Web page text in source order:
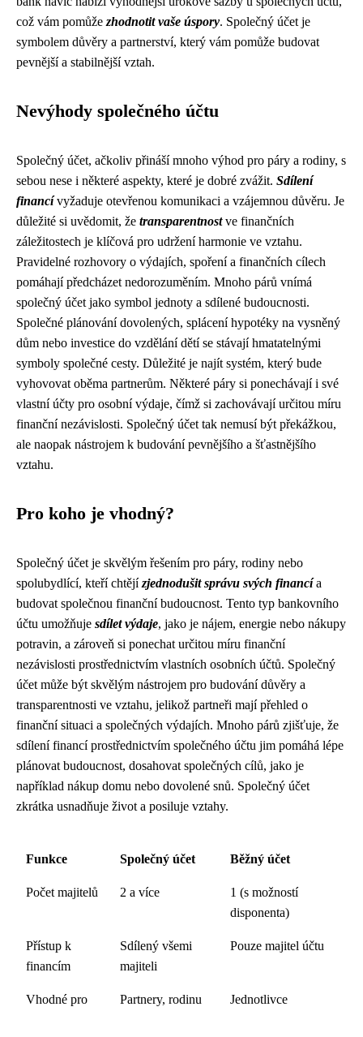
což vám pomůže zhodnotit vaše úspory. Společný účet je
symbolem důvěry a partnerství, který vám pomůže budovat
pevnější a stabilnější vztah.
Nevýhody společného účtu
Společný účet, ačkoliv přináší mnoho výhod pro páry a rodiny, s
sebou nese i některé aspekty, které je dobré zvážit. Sdílení
financívyžaduje otevřenou komunikaci a vzájemnou důvěru. Je
důležité si uvědomit, že transparentnostve finančních
záležitostech je klíčová pro udržení harmonie ve vztahu.
Pravidelné rozhovory o výdajích, spoření a finančních cílech
pomáhají předcházet nedorozuměním. Mnoho párů vnímá
společný účet jako symbol jednoty a sdílené budoucnosti.
Společné plánování dovolených, splácení hypotéky na vysněný
dům nebo investice do vzdělání dětí se stávají hmatatelnými
symboly společné cesty. Důležité je najít systém, který bude
vyhovovat oběma partnerům. Některé páry si ponechávají i své
vlastní účty pro osobní výdaje, čímž si zachovávají určitou míru
finanční nezávislosti. Společný účet tak nemusí být překážkou,
ale naopak nástrojem k budování pevnějšího a šťastnějšího
vztahu.
Pro koho je vhodný?
Společný účet je skvělým řešením pro páry, rodiny nebo
spolubydlící, kteří chtějízjednodušit správu svých financía
budovat společnou finanční budoucnost. Tento typ bankovního
účtu umožňuje sdílet výdaje, jako je nájem, energie nebo nákupy
potravin, a zároveň si ponechat určitou míru finanční
nezávislosti prostřednictvím vlastních osobních účtů. Společný
účet může být skvělým nástrojem pro budování důvěry a
transparentnosti ve vztahu, jelikož partneři mají přehled o
finanční situaci a společných výdajích. Mnoho párů zjišťuje, že
sdílení financí prostřednictvím společného účtu jim pomáhá lépe
plánovat budoucnost, dosahovat společných cílů, jako je
například nákup domu nebo dovolené snů. Společný účet
zkrátka usnadňuje život a posiluje vztahy.
Funkce Společný účet Běžný účet
Počet majitelů 2 a více
1 (s možností
disponenta)
Přístup k
financím
Sdílený všemi
majiteli
Pouze majitel účtu
Vhodné pro Partnery, rodinu Jednotlivce